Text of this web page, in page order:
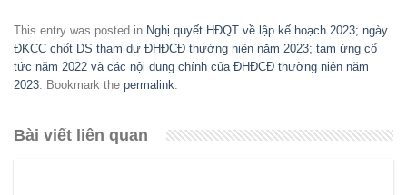
This entry was posted in Nghị quyết HĐQT về lập kế hoạch 2023; ngày
ĐKCC chốt DS tham dự ĐHĐCĐ thường niên năm 2023; tạm ứng cổ
tức năm 2022 và các nội dung chính của ĐHĐCĐ thường niên năm
2023 . Bookmark the permalink
Bài viết liên quan